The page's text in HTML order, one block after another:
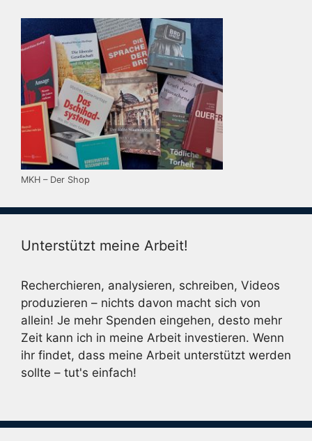
MKH – Der Shop
Unterstützt meine Arbeit!
Recherchieren, analysieren, schreiben, Videos
produzieren – nichts davon macht sich von
allein! Je mehr Spenden eingehen, desto mehr
Zeit kann ich in meine Arbeit investieren. Wenn
ihr findet, dass meine Arbeit unterstützt werden
sollte – tut's einfach!